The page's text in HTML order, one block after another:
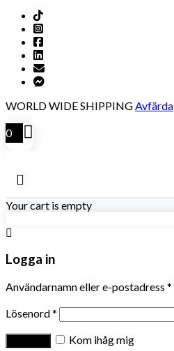
WORLD WIDE SHIPPING Avfärda
0
Your cart is empty
Logga in
Användarnamn eller e-postadress *
Lösenord*
Kom ihåg mig